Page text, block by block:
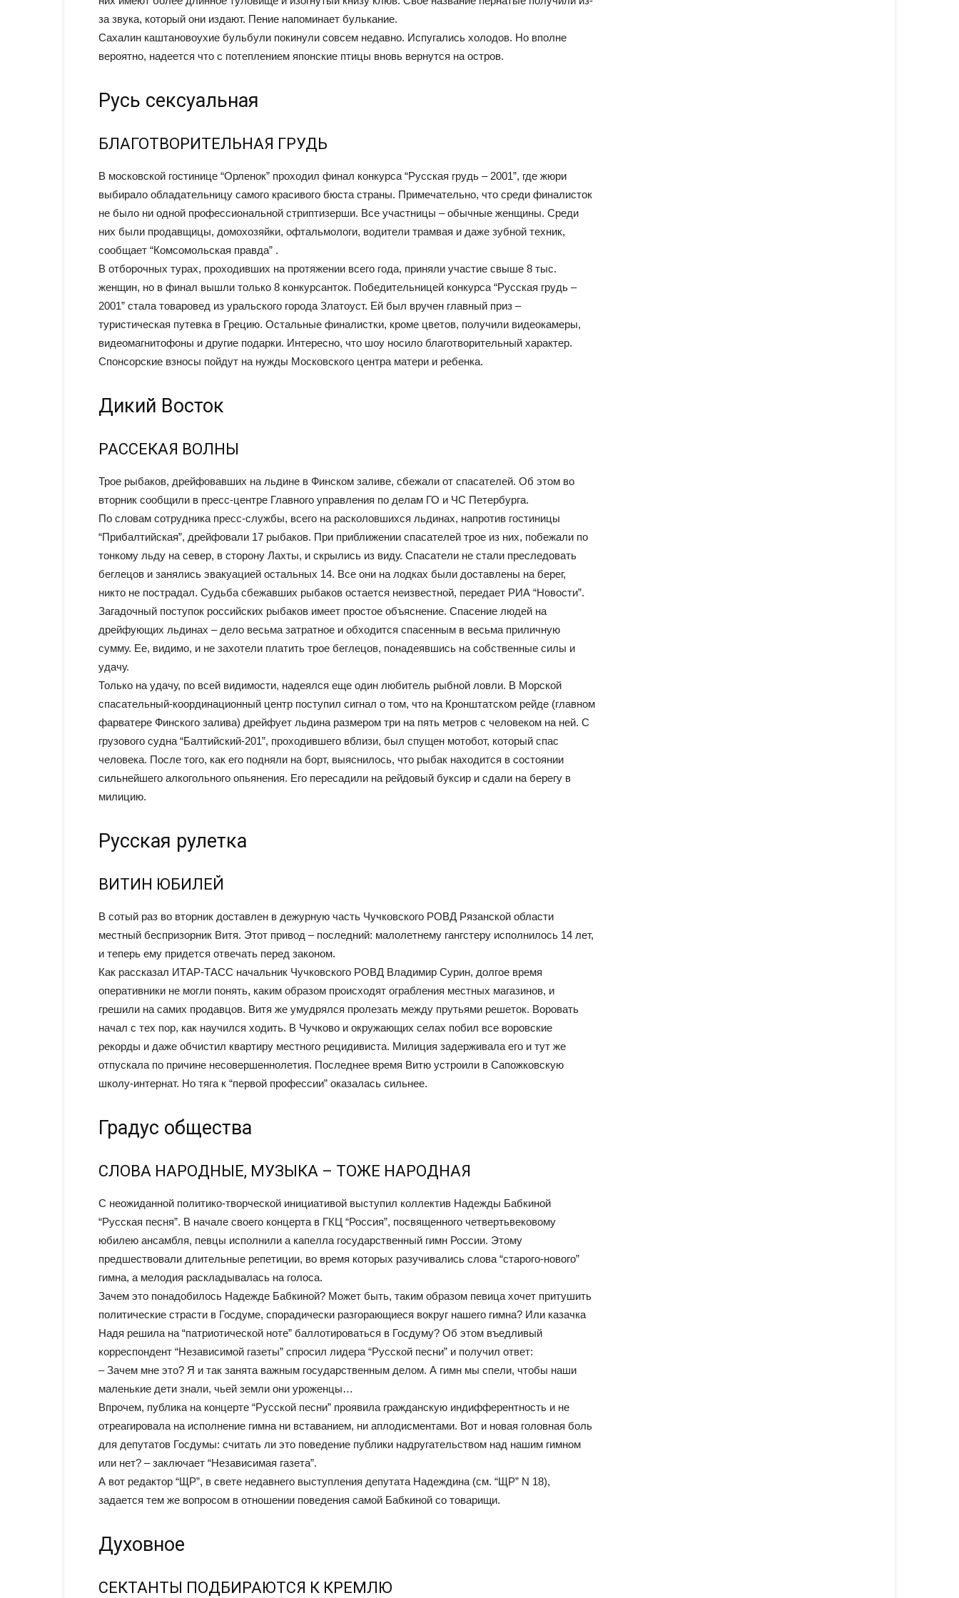
за звука, который они издают. Пение напоминает булькание.
Сахалин каштановоухие бульбули покинули совсем недавно. Испугались холодов. Но вполне
вероятно, надеется что с потеплением японские птицы вновь вернутся на остров.
Русь сексуальная
БЛАГОТВОРИТЕЛЬНАЯ ГРУДЬ
В московской гостинице “Орленок” проходил финал конкурса “Русская грудь – 2001”, где жюри
выбирало обладательницу самого красивого бюста страны. Примечательно, что среди финалисток
не было ни одной профессиональной стриптизерши. Все участницы – обычные женщины. Среди
них были продавщицы, домохозяйки, офтальмологи, водители трамвая и даже зубной техник,
сообщает “Комсомольская правда” .
В отборочных турах, проходивших на протяжении всего года, приняли участие свыше 8 тыс.
женщин, но в финал вышли только 8 конкурсанток. Победительницей конкурса “Русская грудь –
2001” стала товаровед из уральского города Златоуст. Ей был вручен главный приз –
туристическая путевка в Грецию. Остальные финалистки, кроме цветов, получили видеокамеры,
видеомагнитофоны и другие подарки. Интересно, что шоу носило благотворительный характер.
Спонсорские взносы пойдут на нужды Московского центра матери и ребенка.
Дикий Восток
РАССЕКАЯ ВОЛНЫ
Трое рыбаков, дрейфовавших на льдине в Финском заливе, сбежали от спасателей. Об этом во
вторник сообщили в пресс-центре Главного управления по делам ГО и ЧС Петербурга.
По словам сотрудника пресс-службы, всего на расколовшихся льдинах, напротив гостиницы
“Прибалтийская”, дрейфовали 17 рыбаков. При приближении спасателей трое из них, побежали по
тонкому льду на север, в сторону Лахты, и скрылись из виду. Спасатели не стали преследовать
беглецов и занялись эвакуацией остальных 14. Все они на лодках были доставлены на берег,
никто не пострадал. Судьба сбежавших рыбаков остается неизвестной, передает РИА “Новости”.
Загадочный поступок российских рыбаков имеет простое объяснение. Спасение людей на
дрейфующих льдинах – дело весьма затратное и обходится спасенным в весьма приличную
сумму. Ее, видимо, и не захотели платить трое беглецов, понадеявшись на собственные силы и
удачу.
Только на удачу, по всей видимости, надеялся еще один любитель рыбной ловли. В Морской
спасательный-координационный центр поступил сигнал о том, что на Кронштатском рейде (главном
фарватере Финского залива) дрейфует льдина размером три на пять метров с человеком на ней. С
грузового судна “Балтийский-201”, проходившего вблизи, был спущен мотобот, который спас
человека. После того, как его подняли на борт, выяснилось, что рыбак находится в состоянии
сильнейшего алкогольного опьянения. Его пересадили на рейдовый буксир и сдали на берегу в
милицию.
Русская рулетка
ВИТИН ЮБИЛЕЙ
В сотый раз во вторник доставлен в дежурную часть Чучковского РОВД Рязанской области
местный беспризорник Витя. Этот привод – последний: малолетнему гангстеру исполнилось 14 лет,
и теперь ему придется отвечать перед законом.
Как рассказал ИТАР-ТАСС начальник Чучковского РОВД Владимир Сурин, долгое время
оперативники не могли понять, каким образом происходят ограбления местных магазинов, и
грешили на самих продавцов. Витя же умудрялся пролезать между прутьями решеток. Воровать
начал с тех пор, как научился ходить. В Чучково и окружающих селах побил все воровские
рекорды и даже обчистил квартиру местного рецидивиста. Милиция задерживала его и тут же
отпускала по причине несовершеннолетия. Последнее время Витю устроили в Сапожковскую
школу-интернат. Но тяга к “первой профессии” оказалась сильнее.
Градус общества
СЛОВА НАРОДНЫЕ, МУЗЫКА – ТОЖЕ НАРОДНАЯ
С неожиданной политико-творческой инициативой выступил коллектив Надежды Бабкиной
“Русская песня”. В начале своего концерта в ГКЦ “Россия”, посвященного четвертьвековому
юбилею ансамбля, певцы исполнили а капелла государственный гимн России. Этому
предшествовали длительные репетиции, во время которых разучивались слова “старого-нового”
гимна, а мелодия раскладывалась на голоса.
Зачем это понадобилось Надежде Бабкиной? Может быть, таким образом певица хочет притушить
политические страсти в Госдуме, спорадически разгорающиеся вокруг нашего гимна? Или казачка
Надя решила на “патриотической ноте” баллотироваться в Госдуму? Об этом въедливый
корреспондент “Независимой газеты” спросил лидера “Русской песни” и получил ответ:
– Зачем мне это? Я и так занята важным государственным делом. А гимн мы спели, чтобы наши
маленькие дети знали, чьей земли они уроженцы…
Впрочем, публика на концерте “Русской песни” проявила гражданскую индифферентность и не
отреагировала на исполнение гимна ни вставанием, ни аплодисментами. Вот и новая головная боль
для депутатов Госдумы: считать ли это поведение публики надругательством над нашим гимном
или нет? – заключает “Независимая газета”.
А вот редактор “ЩР”, в свете недавнего выступления депутата Надеждина (см. “ЩР” N 18),
задается тем же вопросом в отношении поведения самой Бабкиной со товарищи.
Духовное
СЕКТАНТЫ ПОДБИРАЮТСЯ К КРЕМЛЮ